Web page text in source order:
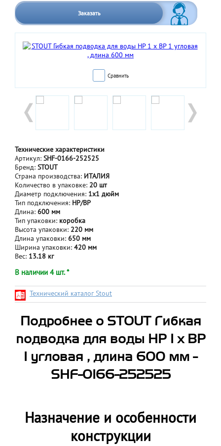
Заказать
Сравнить
Технические характеристики
Артикул: SHF-0166-252525
Бренд: STOUT
Страна производства: ИТАЛИЯ
Количество в упаковке: 20 шт
Диаметр подключения: 1х1 дюйм
Тип подключения: НР/ВР
Длина: 600 мм
Тип упаковки: коробка
Высота упаковки: 220 мм
Длина упаковки: 650 мм
Ширина упаковки: 420 мм
Вес: 13.18 кг
В наличии 4 шт. *
Технический каталог Stout
Подробнее о STOUT Гибкая
подводка для воды НР 1 х ВР
1 угловая , длина 600 мм -
SHF-0166-252525
Назначение и особенности
конструкции